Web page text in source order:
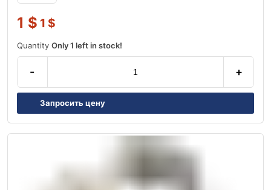
1 $ 1 $
Quantity Only 1 left in stock!
- +
Запросить цену